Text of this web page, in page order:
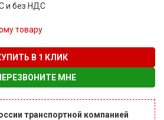
и без НДС
товару
В 1 КЛИК
МНЕ
транспортной компанией